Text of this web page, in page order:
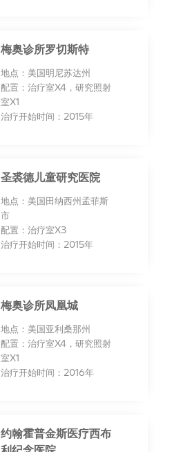
梅奥诊所罗切斯特
地点：美国明尼苏达州
配置：治疗室X4，研究照射
室X1
治疗开始时间：2015年
圣裘德儿童研究医院
地点：美国田纳西州孟菲斯
市
配置：治疗室X3
治疗开始时间：2015年
梅奥诊所凤凰城
地点：美国亚利桑那州
配置：治疗室X4，研究照射
室X1
治疗开始时间：2016年
约翰霍普金斯医疗西布